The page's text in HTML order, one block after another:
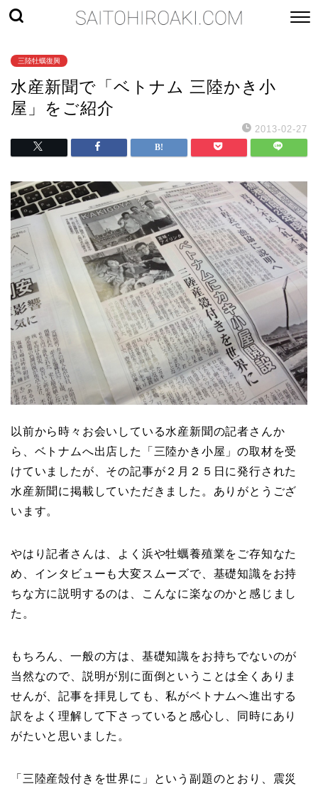
三陸牡蠣復興
水産新聞で「ベトナム 三陸かき小
屋」をご紹介
2013-02-27
以前から時々お会いしている水産新聞の記者さんか
ら、ベトナムへ出店した「三陸かき小屋」の取材を受
けていましたが、その記事が２月２５日に発行された
水産新聞に掲載していただきました。ありがとうござ
います。
やはり記者さんは、よく浜や牡蠣養殖業をご存知なた
め、インタビューも大変スムーズで、基礎知識をお持
ちな方に説明するのは、こんなに楽なのかと感じまし
た。
もちろん、一般の方は、基礎知識をお持ちでないのが
当然なので、説明が別に面倒ということは全くありま
せんが、記事を拝見しても、私がベトナムへ進出する
訳をよく理解して下さっていると感心し、同時にあり
がたいと思いました。
「三陸産殻付きを世界に」という副題のとおり、震災